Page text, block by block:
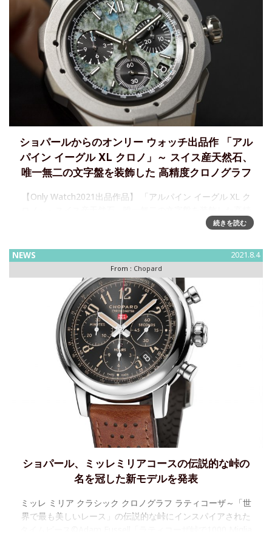
ショパールからのオンリー ウォッチ出品作 「アル
パイン イーグル XL クロノ」～ スイス産天然石、
唯一無二の文字盤を装飾した 高精度クロノグラフ
【Only Watch2021出品作品】 「アルパイン イーグル XL ク
度クロノグラフ オンリー ウォッチ出品でモナコ筋ジストロフ
続きを読む
NEWS 2021.8.4
From : Chopard
ショパール、ミッレミリアコースの伝説的な峠の
名を冠した新モデルを発表
ミッレ ミリア クラシック クロノグラフ ラティコーザ～「世
界で最も美しいレース」の伝説的な峠にインスパイアされた